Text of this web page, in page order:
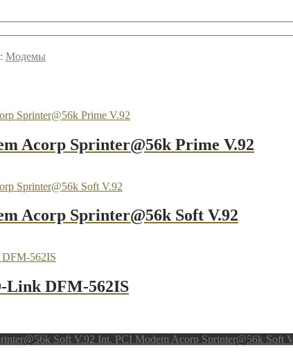
Модемы
Acorp Sprinter@56k Prime V.92
Acorp Sprinter@56k Soft V.92
Link DFM-562IS
Int. PCI Modem Acorp Sprinter@56k Soft